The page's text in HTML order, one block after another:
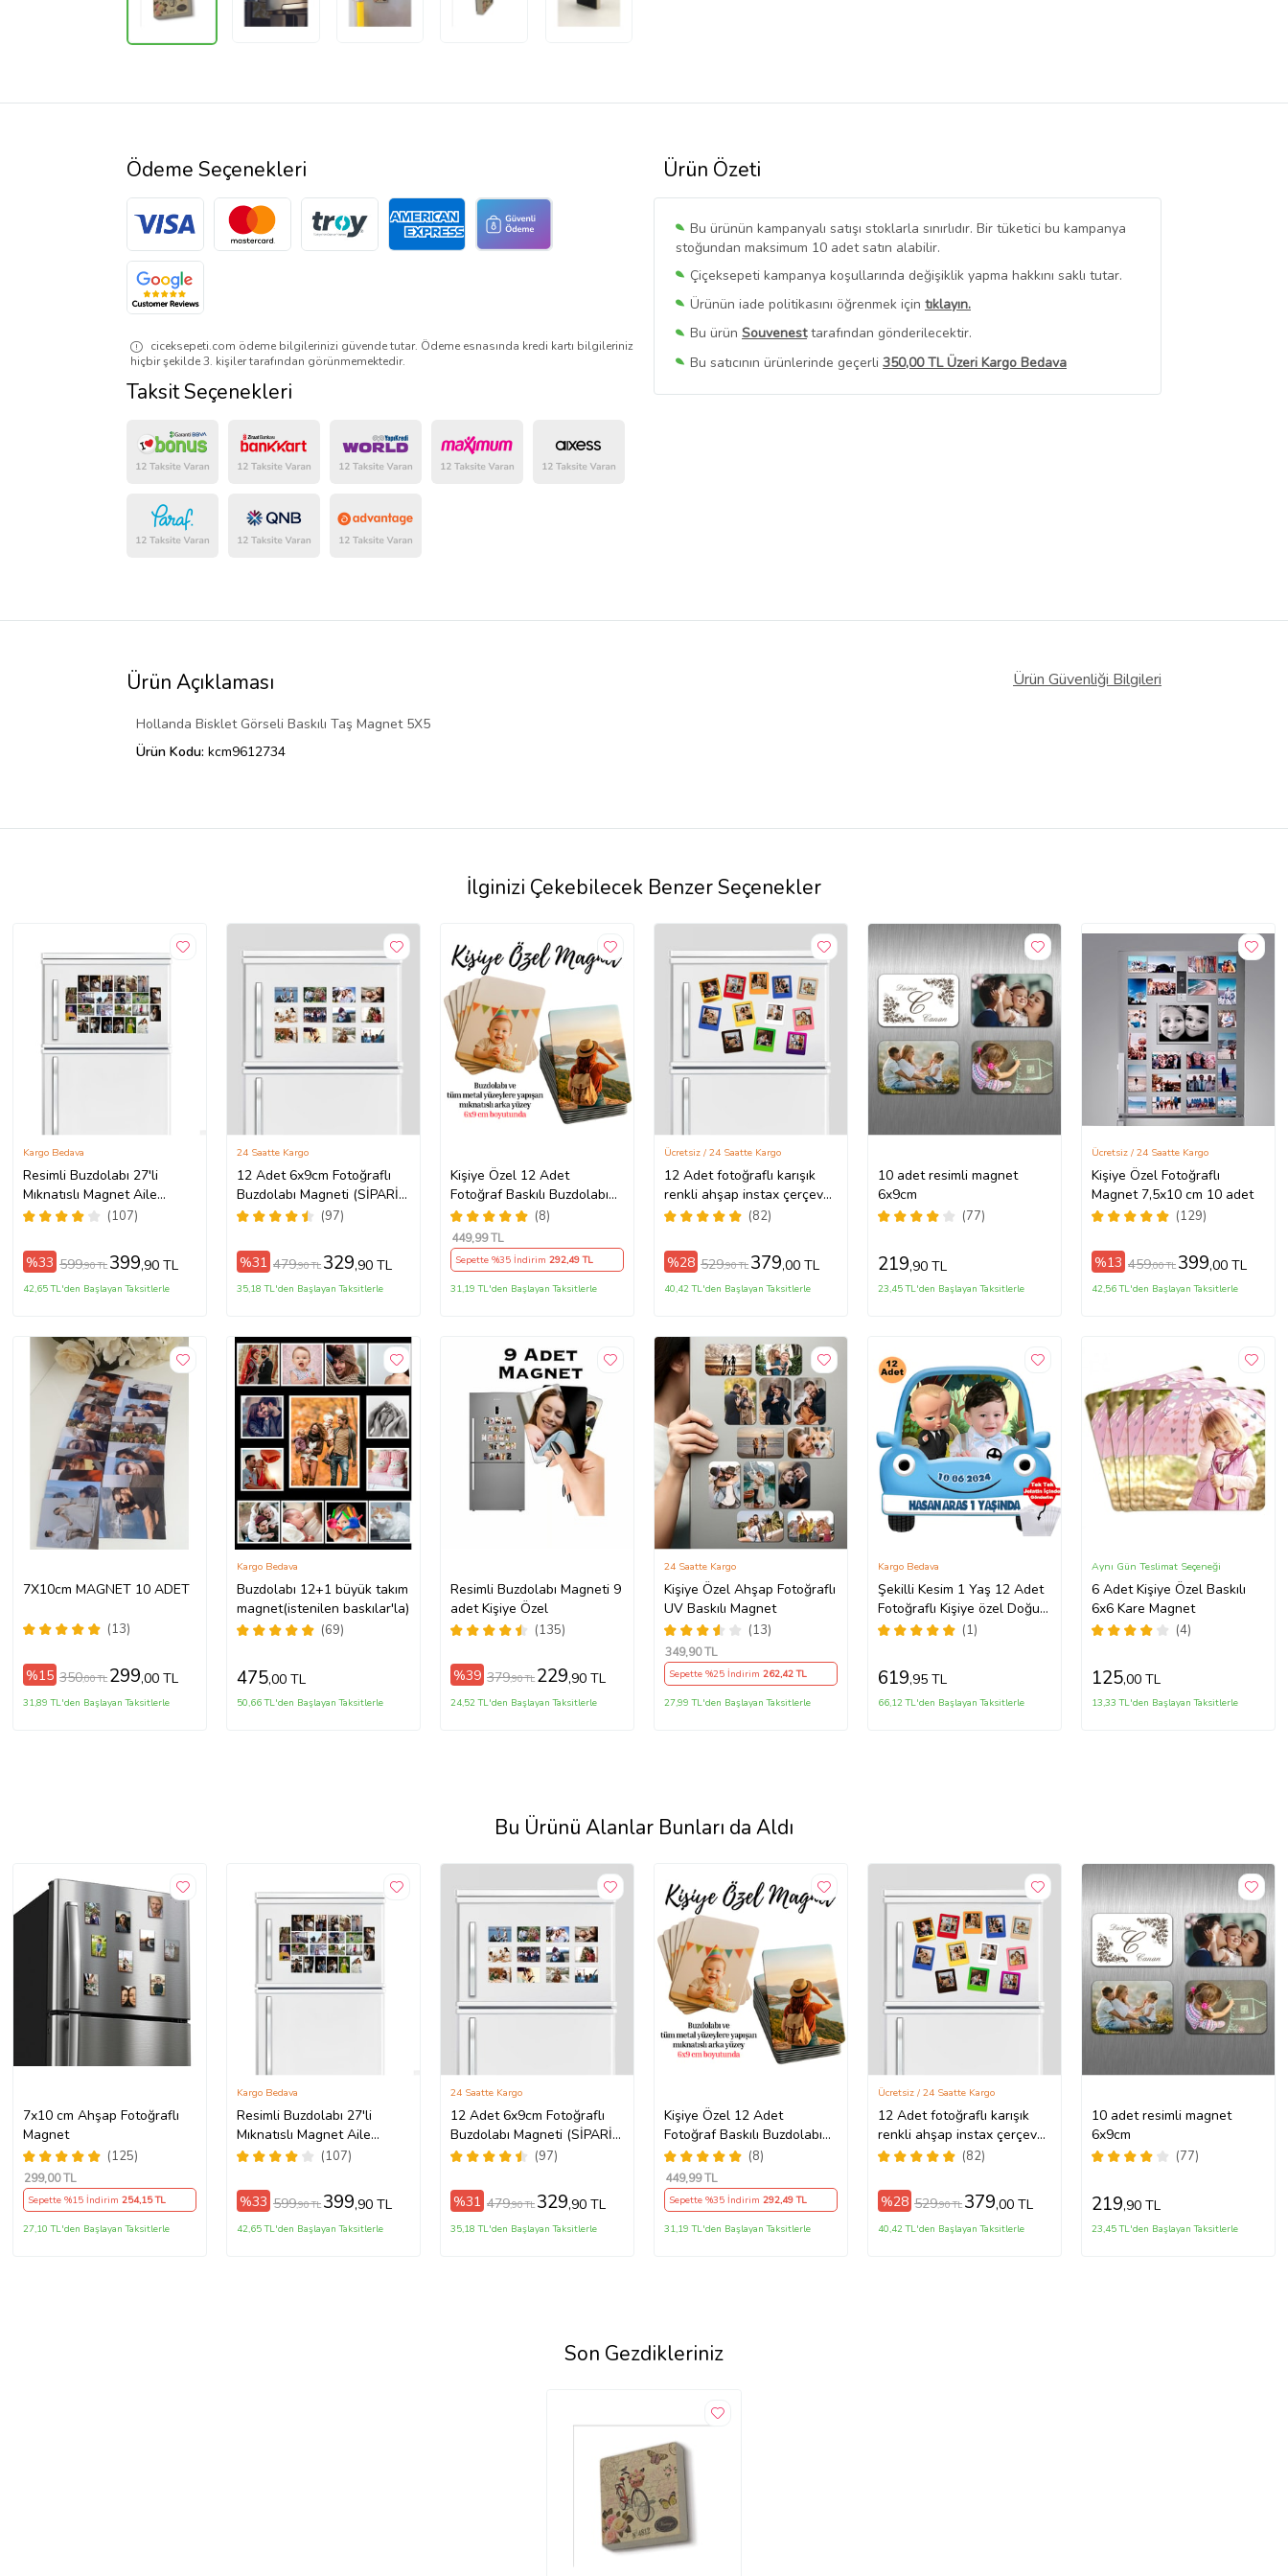
Ürün Özeti
Bu ürünün kampanyalı satışı stoklarla sınırlıdır. Bir tüketici bu kampanya
stoğundan maksimum 10 adet satın alabilir.
Çiçeksepeti kampanya koşullarında değişiklik yapma hakkını saklı tutar.
Ürünün iade politikasını öğrenmek için tıklayın.
Bu ürün Souvenesttarafından gönderilecektir.
Bu satıcının ürünlerinde geçerli 350,00 TL Üzeri Kargo Bedava
Bu SatıcınınTüm Ürünlerini Görüntüle
Ödeme Seçenekleri
ciceksepeti.com ödeme bilgilerinizi güvende tutar. Ödeme esnasında kredi kartı bilgileriniz
hiçbir şekilde 3. kişiler tarafından görünmemektedir.
Taksit Seçenekleri
Ürün Açıklaması Ürün Güvenliği Bilgileri
Hollanda Bisklet Görseli Baskılı Taş Magnet 5X5
Ürün Kodu: kcm9612734
İlginizi Çekebilecek Benzer Seçenekler
Resimli Buzdolabı 27'li
Mıknatıslı Magnet Aile
Fotoğrafı
(107)
Kargo Bedava
%33 599,90 TL 399,90 TL
42,65 TL'den Başlayan Taksitlerle
12 Adet 6x9cm Fotoğraflı
Buzdolabı Magneti (SİPARİŞ
VERMEDEN ÖNCE
OKUYUNUZ!)
(97)
24 Saatte Kargo
%31 479,90 TL 329,90 TL
35,18 TL'den Başlayan Taksitlerle
Kişiye Özel 12 Adet
Fotoğraf Baskılı Buzdolabı
Magneti
(8)
449,99 TL
Sepette %35 İndirim 292,49 TL
31,19 TL'den Başlayan Taksitlerle
12 Adet fotoğraflı karışık
renkli ahşap instax çerçeve
magnet
(82)
Ücretsiz / 24 Saatte Kargo
%28 529,90 TL 379,00 TL
40,42 TL'den Başlayan Taksitlerle
10 adet resimli magnet
6x9cm
(77)
219,90 TL
23,45 TL'den Başlayan Taksitlerle
Kişiye Özel Fotoğraflı
Magnet 7,5x10 cm 10 adet
(129)
Ücretsiz / 24 Saatte Kargo
%13 459,00 TL 399,00 TL
42,56 TL'den Başlayan Taksitlerle
7X10cm MAGNET 10 ADET
(13)
%15 350,00 TL 299,00 TL
31,89 TL'den Başlayan Taksitlerle
Buzdolabı 12+1 büyük takım
magnet(istenilen baskılar'la)
(69)
Kargo Bedava
475,00 TL
50,66 TL'den Başlayan Taksitlerle
Resimli Buzdolabı Magneti 9
adet Kişiye Özel
(135)
%39 379,90 TL 229,90 TL
24,52 TL'den Başlayan Taksitlerle
Kişiye Özel Ahşap Fotoğraflı
UV Baskılı Magnet
(13)
24 Saatte Kargo
349,90 TL
Sepette %25 İndirim 262,42 TL
27,99 TL'den Başlayan Taksitlerle
Şekilli Kesim 1 Yaş 12 Adet
Fotoğraflı Kişiye özel Doğum
Günü Magnet Hediye Poşetli
(1)
Kargo Bedava
619,95 TL
66,12 TL'den Başlayan Taksitlerle
6 Adet Kişiye Özel Baskılı
6x6 Kare Magnet
(4)
Aynı Gün Teslimat Seçeneği
125,00 TL
13,33 TL'den Başlayan Taksitlerle
Bu Ürünü Alanlar Bunları da Aldı
7x10 cm Ahşap Fotoğraflı
Magnet
(125)
299,00 TL
Sepette %15 İndirim 254,15 TL
27,10 TL'den Başlayan Taksitlerle
Resimli Buzdolabı 27'li
Mıknatıslı Magnet Aile
Fotoğrafı
(107)
Kargo Bedava
%33 599,90 TL 399,90 TL
42,65 TL'den Başlayan Taksitlerle
12 Adet 6x9cm Fotoğraflı
Buzdolabı Magneti (SİPARİŞ
VERMEDEN ÖNCE
OKUYUNUZ!)
(97)
24 Saatte Kargo
%31 479,90 TL 329,90 TL
35,18 TL'den Başlayan Taksitlerle
Kişiye Özel 12 Adet
Fotoğraf Baskılı Buzdolabı
Magneti
(8)
449,99 TL
Sepette %35 İndirim 292,49 TL
31,19 TL'den Başlayan Taksitlerle
12 Adet fotoğraflı karışık
renkli ahşap instax çerçeve
magnet
(82)
Ücretsiz / 24 Saatte Kargo
%28 529,90 TL 379,00 TL
40,42 TL'den Başlayan Taksitlerle
10 adet resimli magnet
6x9cm
(77)
219,90 TL
23,45 TL'den Başlayan Taksitlerle
Son Gezdikleriniz